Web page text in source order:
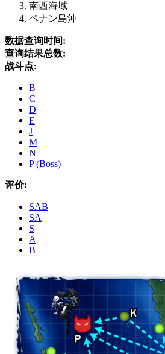
南西海域
ペナン島沖
数据查询时间:
查询结果总数:
战斗点:
B
C
D
E
J
M
N
P (Boss)
评价:
SAB
SA
S
A
B